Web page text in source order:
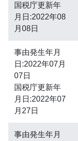
国税庁更新年
月日:2022年08
月08日
事由発生年月
日:2022年07月
07日
国税庁更新年
月日:2022年07
月27日
事由発生年月